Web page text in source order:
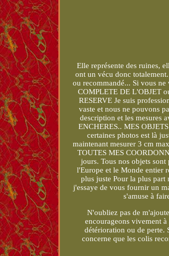
Elle représente des ruines,
ont un vécu donc
ou recommandé... Si vous
COMPLETE DE L'OBJET
RESERVE Je suis
vaste et nous ne pouvons
description et les mesures
ENCHERES.. MES
certaines photos est là
maintenant mesurer 3 cm
TOUTES MES
jours. Tous nos objets
l'Europe et le Monde entier
plus juste Pour la plus part
j'essaye de vous fournir un
s'amuse à
N'oubliez pas de
encourageons vivement
détérioration ou de perte.
concerne que les colis